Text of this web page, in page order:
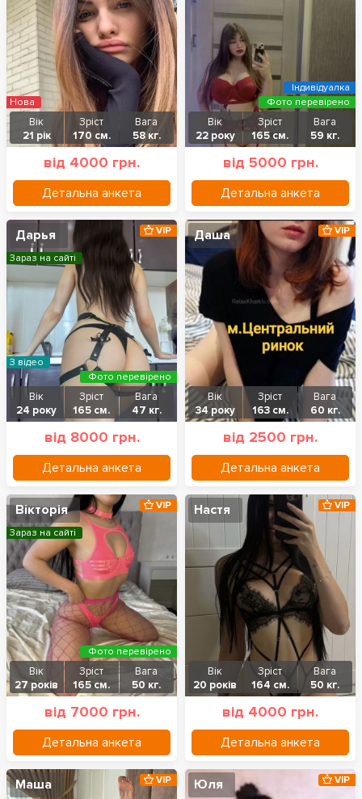
Вік
21 рік
Зріст
170 см.
Вага
58 кг.
від 4000 грн.
Детальна анкета
Нова
Вік
22 року
Зріст
165 см.
Вага
59 кг.
від 5000 грн.
Детальна анкета
Фото перевірено
Індивідуалка
Дарья
Вік
24 року
Зріст
165 см.
Вага
47 кг.
від 8000 грн.
Детальна анкета
VIP
Зараз на сайті
З відео
Фото перевірено
Даша
Вік
34 року
Зріст
163 см.
Вага
60 кг.
від 2500 грн.
Детальна анкета
VIP
Вікторія
Вік
27 років
Зріст
165 см.
Вага
50 кг.
від 7000 грн.
Детальна анкета
VIP
Зараз на сайті
Фото перевірено
Настя
Вік
20 років
Зріст
164 см.
Вага
50 кг.
від 4000 грн.
Детальна анкета
VIP
Маша VIP Юля VIP